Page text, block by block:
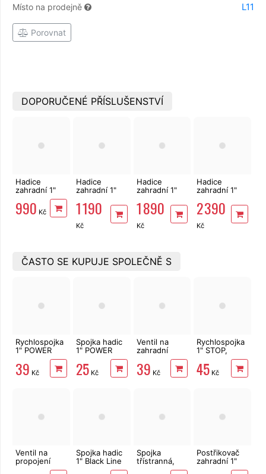
Místo na prodejně
L11
Porovnat
DOPORUČENÉ PŘÍSLUŠENSTVÍ
Hadice
zahradní 1"
25m 10 let
záruka
MasiPro
990 Kč
Hadice
zahradní 1"
10 let
zesílená
MasiPro, ČR
1 190
Kč
Hadice
zahradní 1"
záruka
MasiPro
Orange, ČR
1 890
Kč
Hadice
zahradní 1"
záruka
zesílená
MasiPro, ČR
2 390
Kč
ČASTO SE KUPUJE SPOLEČNĚ S
Rychlospojka
1" POWER
39 Kč
Spojka hadic
1" POWER
25Kč
Ventil na
zahradní
průběžný,
BLACK LINE
39 Kč
Rychlospojka
1" STOP,
POWER JET
45 Kč
Ventil na
propojení
zahradních
Spojka hadic
1" Black Line
Spojka
třístranná,
rozbočovač
Postřikovač
zahradní 1"
POWER JET